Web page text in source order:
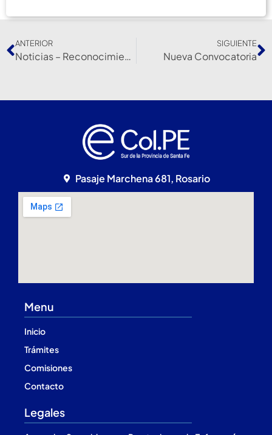
ANTERIOR
Noticias – Reconocimiento Profesional
SIGUIENTE
Nueva Convocatoria
Pasaje Marchena 681, Rosario
Menu
Inicio
Trámites
Comisiones
Contacto
Legales